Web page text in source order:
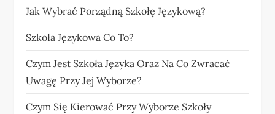
Jak Wybrać Porządną Szkołę Językową?
Szkoła Językowa Co To?
Czym Jest Szkoła Języka Oraz Na Co Zwracać
Uwagę Przy Jej Wyborze?
Czym Się Kierować Przy Wyborze Szkoły